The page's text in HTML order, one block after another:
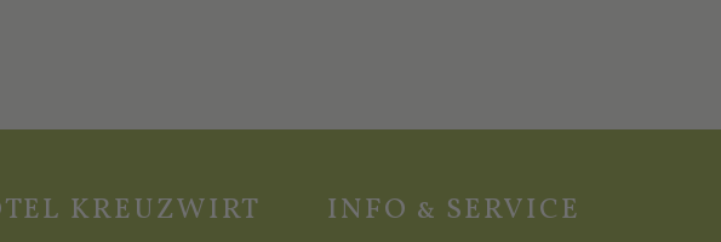
KREUZWIRT
INFO & SERVICE